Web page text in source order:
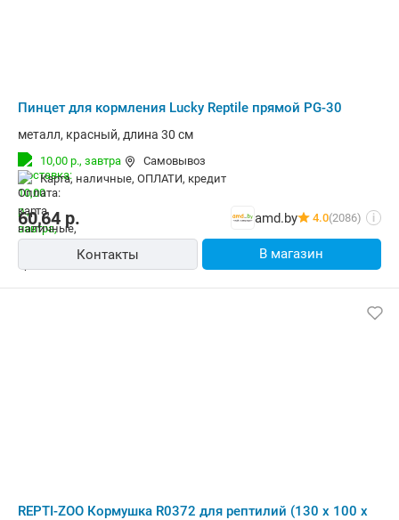
Пинцет для кормления Lucky Reptile прямой PG-30
металл, красный, длина 30 см
10,00 р., завтра
Самовывоз
карта, наличные, ОПЛАТИ, кредит
60,64 р. amd.by 4.0(2086) i
Контакты В магазин
REPTI-ZOO Кормушка R0372 для рептилий (130 х 100 х